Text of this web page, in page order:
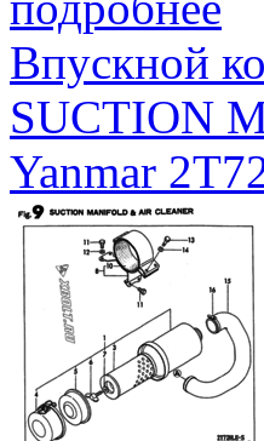
Впускной
SUCTION
Yanmar